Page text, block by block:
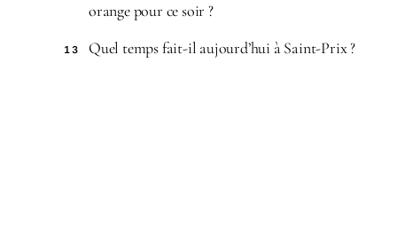
orange pour ce soir ?
13 Quel temps fait-il aujourd’hui à Saint-Prix ?